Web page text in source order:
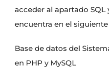
acceder al apartado
encuentra en el
Base de datos del
en PHP y MySQL